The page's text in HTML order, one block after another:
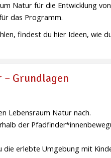
Natur für die Entwicklung
das Programm.
findest du hier Ideen, wie
– Grundlagen
Lebensraum Natur nach.
der
erlebte Umgebung mit